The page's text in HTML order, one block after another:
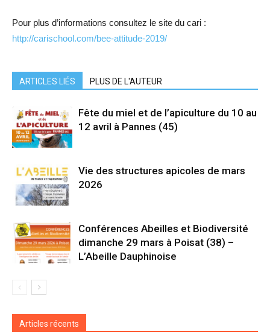
Pour plus d’informations consultez le site du cari :
http://carischool.com/bee-attitude-2019/
ARTICLES LIÉS PLUS DE L'AUTEUR
Fête du miel et de l’apiculture du 10 au
12 avril à Pannes (45)
Vie des structures apicoles de mars
2026
Conférences Abeilles et Biodiversité
dimanche 29 mars à Poisat (38) –
L’Abeille Dauphinoise
Articles récents